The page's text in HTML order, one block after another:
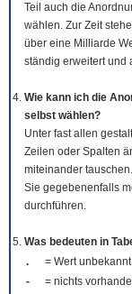
Teil auch die
wählen. Zur Zeit
über eine Milliarde
ständig erweitert und
Wie kann ich die
selbst wählen?
Unter fast allen
Zeilen oder Spalten
miteinander
Sie gegebenenfalls
durchführen.
Was bedeuten in
.
= Wert
-
= nichts